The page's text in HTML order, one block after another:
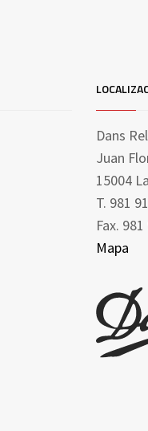
Dans
Juan
15004
T. 981
Fax.
Mapa